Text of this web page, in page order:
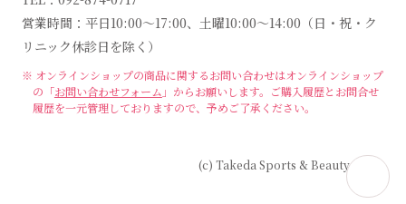
営業時間：平日10:00～17:00、土曜10:00～14:00（日・祝・ク
リニック休診日を除く）
※ オンラインショップの商品に関するお問い合わせはオンラインショップ
の「お問い合わせフォーム 」からお願いします。 ご購入履歴とお問合せ
履歴を一元管理しておりますので、予めご了承ください。
(c) Takeda Sports & Beauty Clinic